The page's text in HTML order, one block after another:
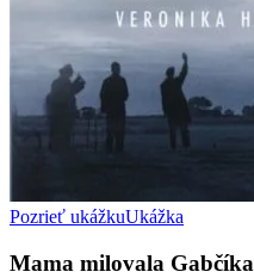
Pozrieť ukážkuUkážka
Mama milovala Gabčíka